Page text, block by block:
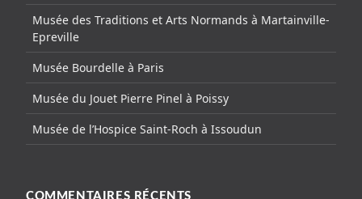
Musée des Traditions et Arts Normands à Martainville-
Epreville
Musée Bourdelle à Paris
Musée du Jouet Pierre Pinel à Poissy
Musée de l’Hospice Saint-Roch à Issoudun
COMMENTAIRES RÉCENTS